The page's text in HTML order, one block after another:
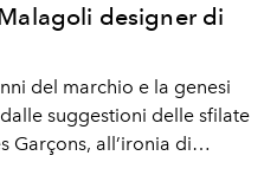
designer di
del marchio e la genesi
suggestioni delle sfilate
Garçons, all’ironia di